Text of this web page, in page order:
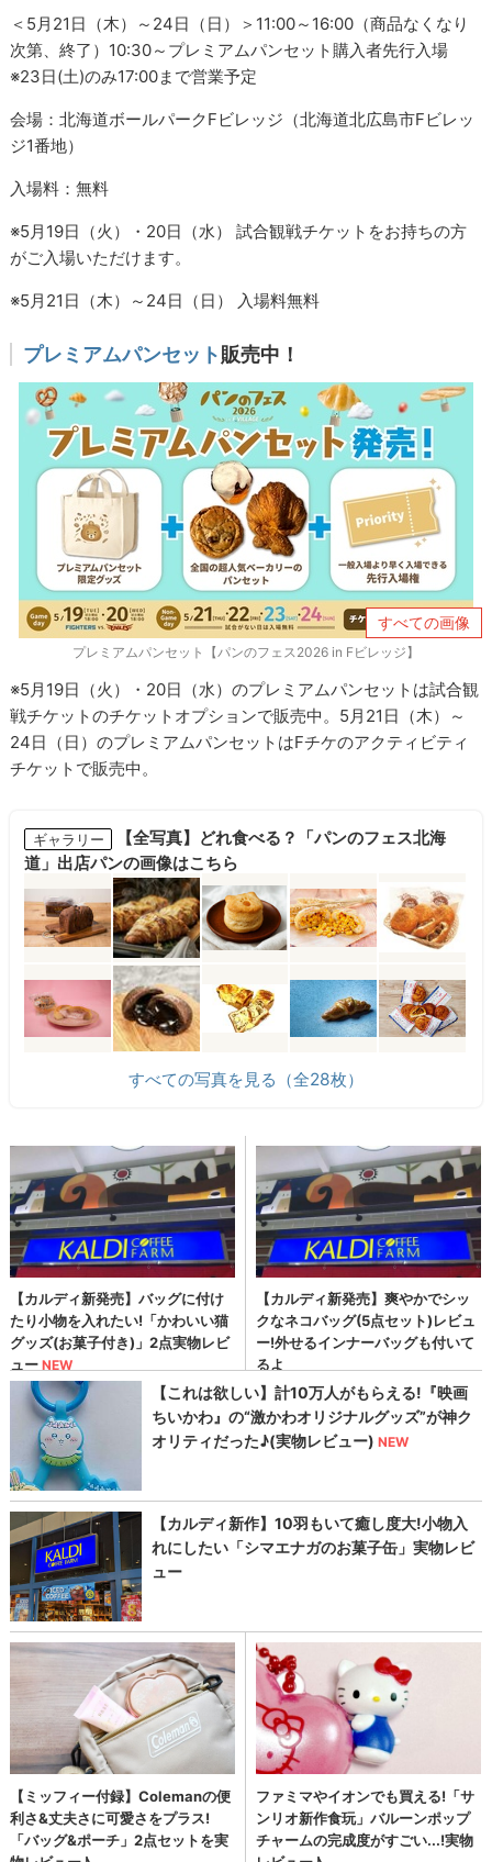
＜5月21日（木）～24日（日）＞11:00～16:00（商品なくなり
次第、終了）10:30～プレミアムパンセット購入者先行入場
※23日(土)のみ17:00まで営業予定
会場：北海道ボールパークFビレッジ（北海道北広島市Fビレッ
ジ1番地）
入場料：無料
※5月19日（火）・20日（水） 試合観戦チケットをお持ちの方
がご入場いただけます。
※5月21日（木）～24日（日） 入場料無料
プレミアムパンセット販売中！
すべての画像
プレミアムパンセット【パンのフェス2026 in Fビレッジ】
※5月19日（火）・20日（水）のプレミアムパンセットは試合観
戦チケットのチケットオプションで販売中。5月21日（木）～
24日（日）のプレミアムパンセットはFチケのアクティビティ
チケットで販売中。
ギャラリー
【全写真】どれ食べる？「パンのフェス北海
道」出店パンの画像はこちら
すべての写真を見る（全28枚）